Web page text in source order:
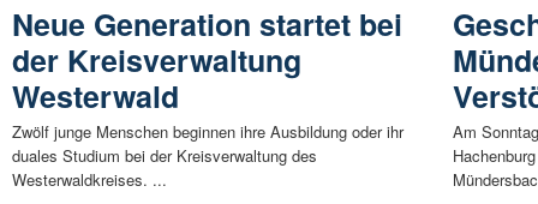
Neue Generation startet bei
der Kreisverwaltung
Westerwald
Zwölf junge Menschen beginnen ihre Ausbildung oder ihr
duales Studium bei der Kreisverwaltung des
Westerwaldkreises. ...
Am